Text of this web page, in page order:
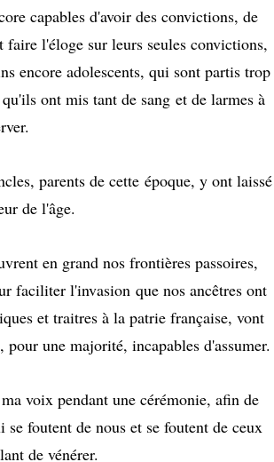
capables d'avoir des convictions, de
l'éloge sur leurs seules convictions,
encore adolescents, qui sont partis trop
ont mis tant de sang et de larmes à
parents de cette époque, y ont laissé
de l'âge.
en grand nos frontières passoires,
faciliter l'invasion que nos ancêtres ont
et traitres à la patrie française, vont
une majorité, incapables d'assumer.
voix pendant une cérémonie, afin de
foutent de nous et se foutent de ceux
de vénérer.